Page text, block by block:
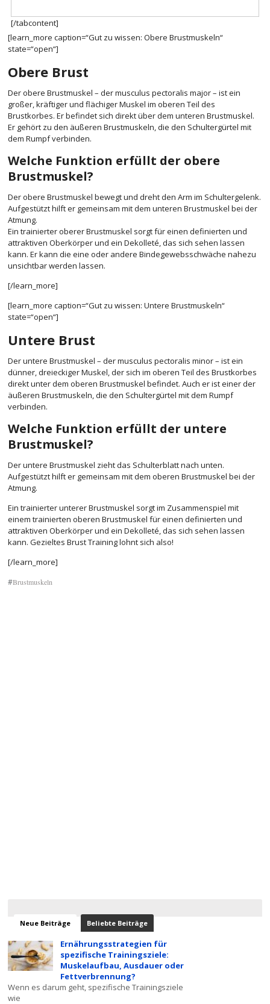
[/tabcontent]
[learn_more caption=“Gut zu wissen: Obere Brustmuskeln“
state=“open“]
Obere Brust
Der obere Brustmuskel – der musculus pectoralis major – ist ein
großer, kräftiger und flächiger Muskel im oberen Teil des
Brustkorbes. Er befindet sich direkt über dem unteren Brustmuskel.
Er gehört zu den äußeren Brustmuskeln, die den Schultergürtel mit
dem Rumpf verbinden.
Welche Funktion erfüllt der obere
Brustmuskel?
Der obere Brustmuskel bewegt und dreht den Arm im Schultergelenk.
Aufgestützt hilft er gemeinsam mit dem unteren Brustmuskel bei der
Atmung.
Ein trainierter oberer Brustmuskel sorgt für einen definierten und
attraktiven Oberkörper und ein Dekolleté, das sich sehen lassen
kann. Er kann die eine oder andere Bindegewebsschwäche nahezu
unsichtbar werden lassen.
[/learn_more]
[learn_more caption=“Gut zu wissen: Untere Brustmuskeln“
state=“open“]
Untere Brust
Der untere Brustmuskel – der musculus pectoralis minor – ist ein
dünner, dreieckiger Muskel, der sich im oberen Teil des Brustkorbes
direkt unter dem oberen Brustmuskel befindet. Auch er ist einer der
äußeren Brustmuskeln, die den Schultergürtel mit dem Rumpf
verbinden.
Welche Funktion erfüllt der untere
Brustmuskel?
Der untere Brustmuskel zieht das Schulterblatt nach unten.
Aufgestützt hilft er gemeinsam mit dem oberen Brustmuskel bei der
Atmung.
Ein trainierter unterer Brustmuskel sorgt im Zusammenspiel mit
einem trainierten oberen Brustmuskel für einen definierten und
attraktiven Oberkörper und ein Dekolleté, das sich sehen lassen
kann. Gezieltes Brust Training lohnt sich also!
[/learn_more]
#Brustmuskeln
Neue Beiträge Beliebte Beiträge
Ernährungsstrategien für
spezifische Trainingsziele:
Muskelaufbau, Ausdauer oder
Fettverbrennung?
Wenn es darum geht, spezifische Trainingsziele
wie